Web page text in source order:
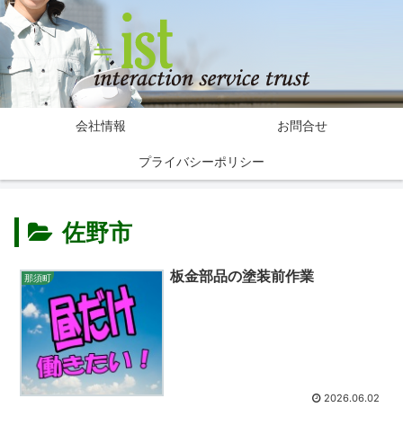
会社情報 お問合せ
プライバシーポリシー
佐野市
那須町 板金部品の塗装前作業
2026.06.02